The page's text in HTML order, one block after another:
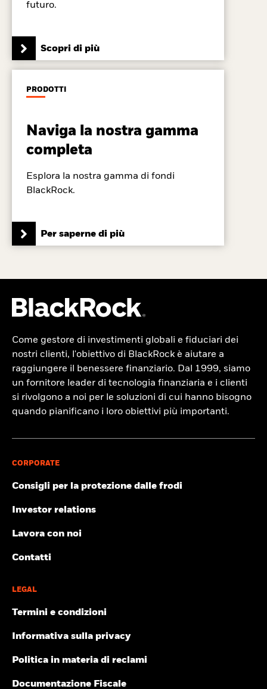
futuro.
Scopri di più
PRODOTTI
Naviga la nostra gamma
completa
Esplora la nostra gamma di fondi
BlackRock.
Per saperne di più
Come gestore di investimenti globali e fiduciari dei
nostri clienti, l'obiettivo di BlackRock è aiutare a
raggiungere il benessere finanziario. Dal 1999, siamo
un fornitore leader di tecnologia finanziaria e i clienti
si rivolgono a noi per le soluzioni di cui hanno bisogno
quando pianificano i loro obiettivi più importanti.
CORPORATE
Consigli per la protezione dalle frodi
Investor relations
Lavora con noi
Contatti
LEGAL
Termini e condizioni
Informativa sulla privacy
Politica in materia di reclami
Documentazione Fiscale